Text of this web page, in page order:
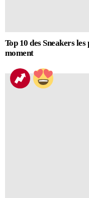
Top 10 des Sneakers
moment